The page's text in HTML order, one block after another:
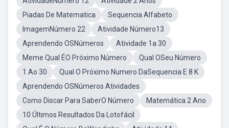
Piadas De Matematica
Sequencia Alfabeto
ImagemNúmero 22
Atividade Número13
Aprendendo OSNúmeros
Atividade 1a 30
Meme Qual ÉO Próximo Número
Qual OSeu Número
1 Ao 30
Qual O Próximo Numero DaSequencia E 8 K
Aprendendo OSNúmeros Atividades
Como Discar Para SaberO Número
Matemática 2 Ano
10 Últimos Resultados Da Lotofácil